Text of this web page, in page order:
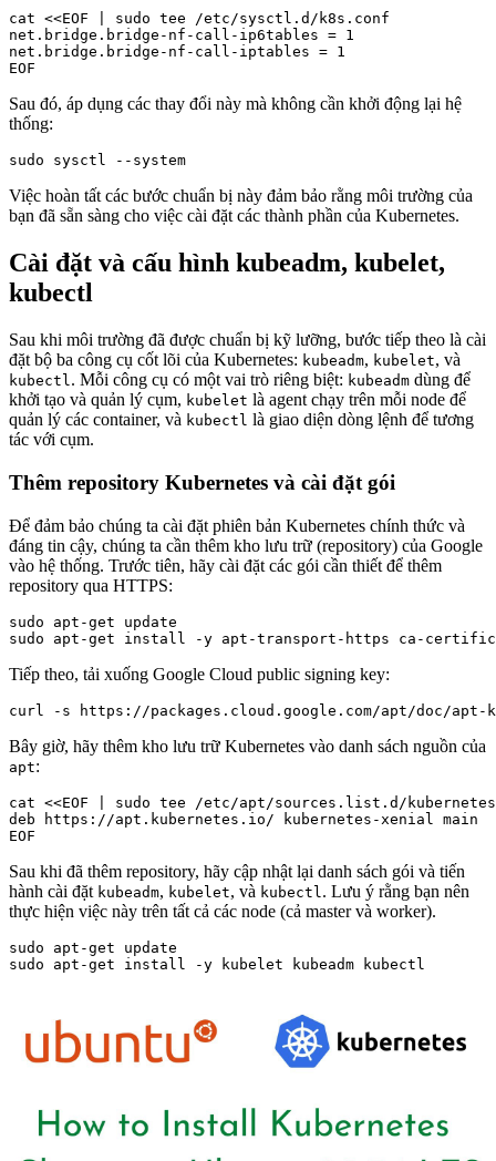
cat <<EOF | sudo tee /etc/sysctl.d/k8s.conf
net.bridge.bridge-nf-call-ip6tables = 1
net.bridge.bridge-nf-call-iptables = 1
Sau đó, áp dụng các thay đổi này mà không cần khởi động lại hệ
thống:
Việc hoàn tất các bước chuẩn bị này đảm bảo rằng môi trường của
bạn đã sẵn sàng cho việc cài đặt các thành phần của Kubernetes.
Cài đặt và cấu hình kubeadm, kubelet,
kubectl
Sau khi môi trường đã được chuẩn bị kỹ lưỡng, bước tiếp theo là cài
đặt bộ ba công cụ cốt lõi của Kubernetes: kubeadm, kubelet, và
kubectl. Mỗi công cụ có một vai trò riêng biệt: kubeadm dùng để
khởi tạo và quản lý cụm, kubelet là agent chạy trên mỗi node để
quản lý các container, và kubectl là giao diện dòng lệnh để tương
tác với cụm.
Thêm repository Kubernetes và cài đặt gói
Để đảm bảo chúng ta cài đặt phiên bản Kubernetes chính thức và
đáng tin cậy, chúng ta cần thêm kho lưu trữ (repository) của Google
vào hệ thống. Trước tiên, hãy cài đặt các gói cần thiết để thêm
repository qua HTTPS:
sudo apt-get update
Tiếp theo, tải xuống Google Cloud public signing key:
Bây giờ, hãy thêm kho lưu trữ Kubernetes vào danh sách nguồn của
apt:
cat <<EOF | sudo tee /etc/apt/sources.list.d/
deb https://apt.kubernetes.io/ kubernetes-xenial main
Sau khi đã thêm repository, hãy cập nhật lại danh sách gói và tiến
hành cài đặt kubeadm, kubelet, và kubectl . Lưu ý rằng bạn nên
thực hiện việc này trên tất cả các node (cả master và worker).
sudo apt-get update